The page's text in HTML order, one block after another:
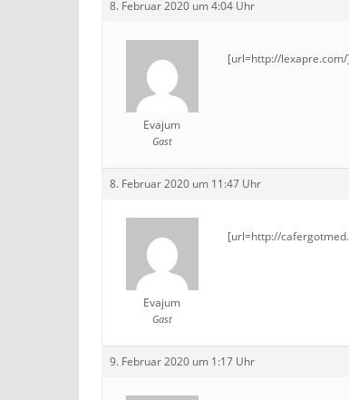
8. Februar 2020 um 4:04 Uhr
Evajum
Gast
[url=http://
8. Februar 2020 um 11:47 Uhr
Evajum
Gast
[url=http://
9. Februar 2020 um 1:17 Uhr